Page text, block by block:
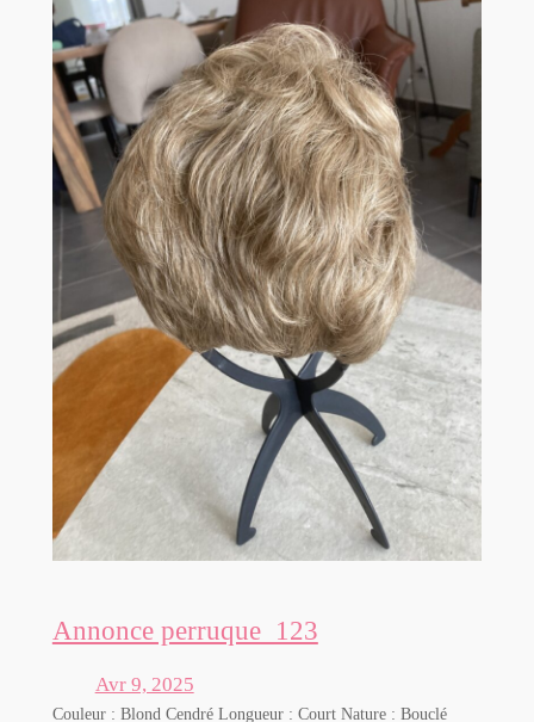
Annonce perruque_123
Avr 9, 2025
Couleur : Blond Cendré Longueur : Court Nature : Bouclé